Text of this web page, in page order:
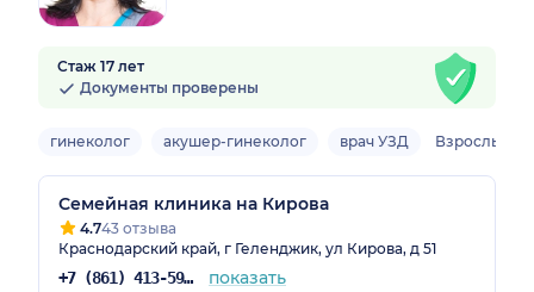
Стаж 17 лет
Документы проверены
гинеколог акушер-гинеколог врач УЗД Взрослый
Семейная клиника на Кирова
4.743 отзыва
Краснодарский край, г Геленджик, ул Кирова, д 51
+7 (861) 413-59-23 показать